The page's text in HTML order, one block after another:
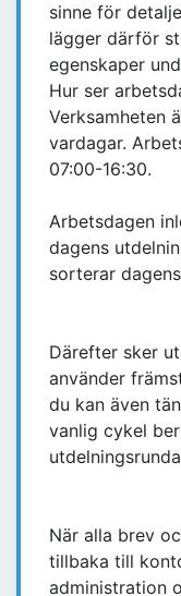
sinne för
lägger därför
egenskaper
Hur ser
Verksamheten
vardagar.
07:00-16:30.
Arbetsdagen
dagens
sorterar
Därefter sker
använder
du kan även
vanlig cykel
När alla brev
tillbaka till
administration